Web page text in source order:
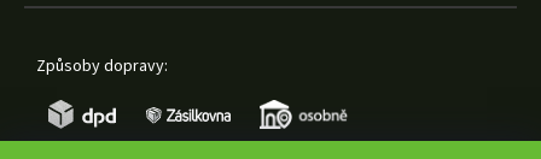
Způsoby dopravy: